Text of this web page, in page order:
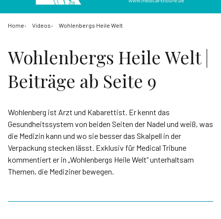
Home Videos Wohlenbergs Heile Welt
Wohlenbergs Heile Welt |
Beiträge ab Seite 9
Wohlenberg ist Arzt und Kabarettist. Er kennt das
Gesundheitssystem von beiden Seiten der Nadel und weiß, was
die Medizin kann und wo sie besser das Skalpell in der
Verpackung stecken lässt. Exklusiv für Medical Tribune
kommentiert er in „Wohlenbergs Heile Welt“ unterhaltsam
Themen, die Mediziner bewegen.